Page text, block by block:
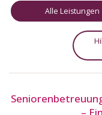
Alle Leistungen
–